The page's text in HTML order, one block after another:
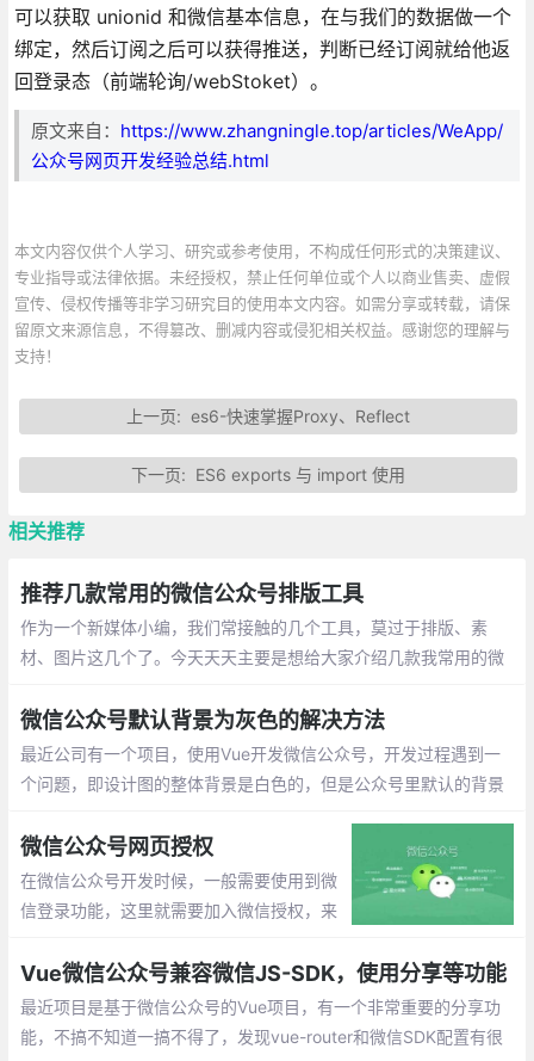
可以获取 unionid 和微信基本信息，在与我们的数据做一个
绑定，然后订阅之后可以获得推送，判断已经订阅就给他返
回登录态（前端轮询/webStoket）。
原文来自： https://www.zhangningle.top/articles/WeApp/
公众号网页开发经验总结.html
本文内容仅供个人学习、研究或参考使用，不构成任何形式的决策建议、
专业指导或法律依据。未经授权，禁止任何单位或个人以商业售卖、虚假
宣传、侵权传播等非学习研究目的使用本文内容。如需分享或转载，请保
留原文来源信息，不得篡改、删减内容或侵犯相关权益。感谢您的理解与
支持！
上一页: es6-快速掌握Proxy、Reflect
下一页: ES6 exports 与 import 使用
相关推荐
推荐几款常用的微信公众号排版工具
作为一个新媒体小编，我们常接触的几个工具，莫过于排版、素
材、图片这几个了。今天天天主要是想给大家介绍几款我常用的微
微信公众号默认背景为灰色的解决方法
最近公司有一个项目，使用Vue开发微信公众号，开发过程遇到一
个问题，即设计图的整体背景是白色的，但是公众号里默认的背景
认背景，会显得很不协调。 使用单纯的CSS没能解决这个问题，在
网上查了些资料也没发现特别好的方法，最后还是采用了JS解决这
个问题。
微信公众号网页授权
在微信公众号开发时候，一般需要使用到微
信登录功能，这里就需要加入微信授权，来
(或unionid)做唯一的身份识别。
Vue微信公众号兼容微信JS-SDK，使用分享等功能
最近项目是基于微信公众号的Vue项目，有一个非常重要的分享功
能，不搞不知道一搞不得了，发现vue-router和微信SDK配置有很